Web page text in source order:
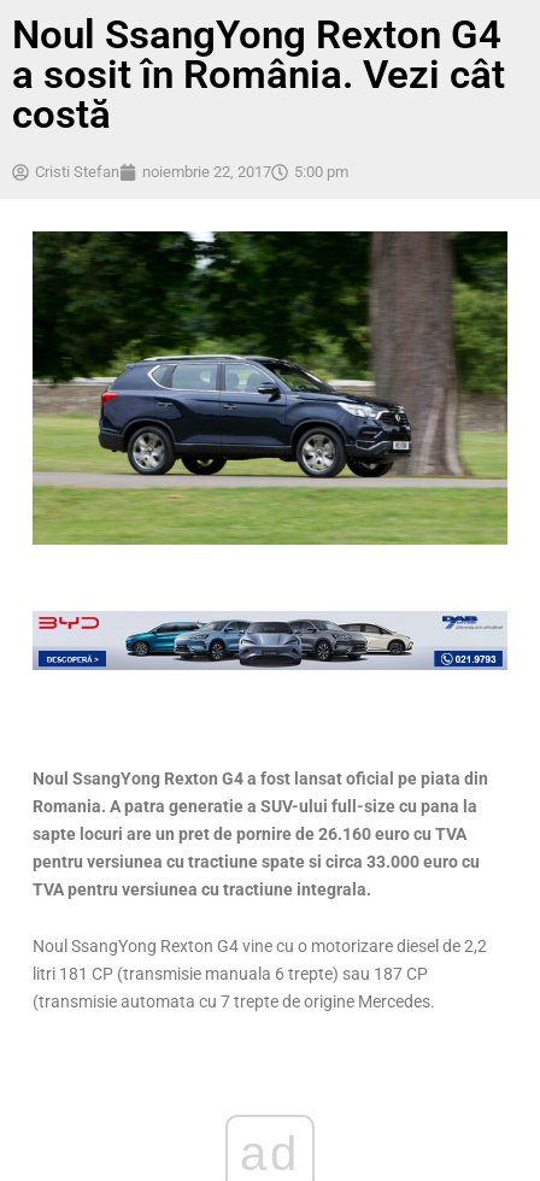
Noul SsangYong Rexton G4
a sosit în România. Vezi cât
costă
Cristi Stefan noiembrie 22, 2017 5:00 pm
Noul SsangYong Rexton G4 a fost lansat oficial pe piata din
Romania. A patra generatie a SUV-ului full-size cu pana la
sapte locuri are un pret de pornire de 26.160 euro cu TVA
pentru versiunea cu tractiune spate si circa 33.000 euro cu
TVA pentru versiunea cu tractiune integrala.
Noul SsangYong Rexton G4 vine cu o motorizare diesel de 2,2
litri 181 CP (transmisie manuala 6 trepte) sau 187 CP
(transmisie automata cu 7 trepte de origine Mercedes.
ad